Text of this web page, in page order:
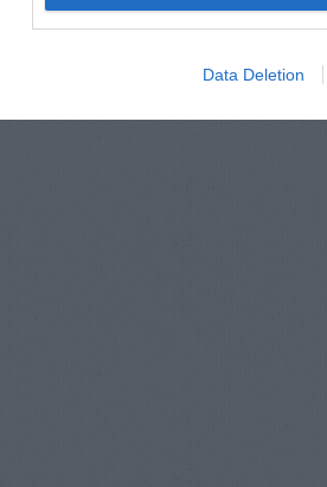
Data Deletion